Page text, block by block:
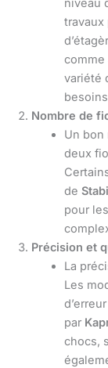
niveau
travaux
comme
variété
Nombre de
Un bon
deux
de
pour
Précision et
La
Les
par
chocs,